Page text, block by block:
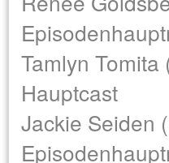
Tamlyn
Hauptcast
Jackie Seiden